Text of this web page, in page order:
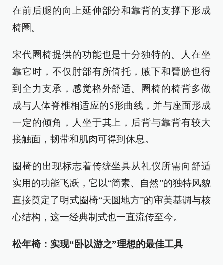
在前后腿的向上延伸部分和靠背的支撑下形成
椅圈。
宋代圈椅提供的功能也是十分独特的。人在坐
靠它时，不仅肘部有所倚托，腋下和臂膀也得
到全力支承，感觉格外舒适。圈椅的椅背多做
成与人体脊椎相适应的S形曲线，并与座面形成
一定的倾角，人坐于其上，后背与靠背有较大
接触面，韧带和肌肉可得到休息。
圈椅的出现标志着传统坐具从礼仪所需向舒适
实用的功能飞跃，它以“简素、自然”的独特风貌
直接奠定了明式圈椅“天圆地方”的审美基调与核
心结构，这一经典制式也一直流传至今。
松年椅：实现“卧以游之”理想的最佳工具